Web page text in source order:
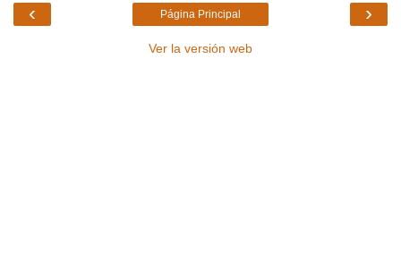
‹ ›
Página Principal
Ver la versión web